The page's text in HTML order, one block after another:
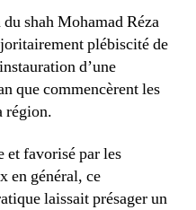
shah Mohamad Réza
plébiscité de
d’une
que commencèrent les
région.
favorisé par les
en général, ce
laissait présager un